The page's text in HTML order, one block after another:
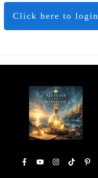
Click here to login